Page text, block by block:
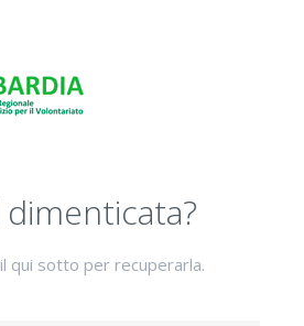
qui sotto per recuperarla.